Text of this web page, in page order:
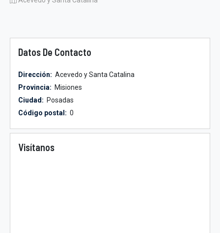
Datos De Contacto
Dirección: Acevedo y Santa Catalina
Provincia: Misiones
Ciudad: Posadas
Código postal: 0
Visítanos